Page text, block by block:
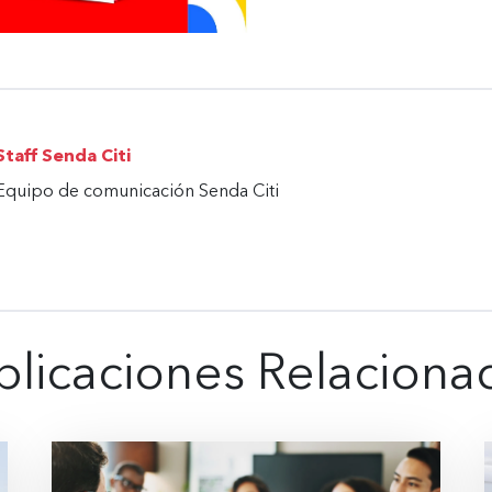
Senda Citi
de comunicación Senda Citi